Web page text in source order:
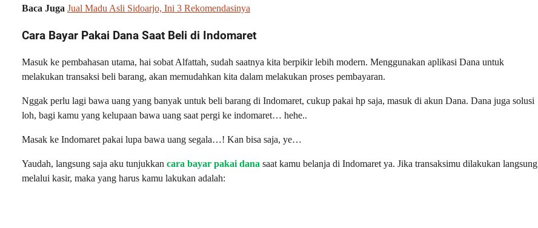
Baca Juga Jual Madu Asli Sidoarjo, Ini 3 Rekomendasinya
Cara Bayar Pakai Dana Saat Beli di Indomaret
Masuk ke pembahasan utama, hai sobat Alfattah, sudah saatnya kita berpikir lebih modern. Menggunakan aplikasi Dana untuk
melakukan transaksi beli barang, akan memudahkan kita dalam melakukan proses pembayaran.
Nggak perlu lagi bawa uang yang banyak untuk beli barang di Indomaret, cukup pakai hp saja, masuk di akun Dana. Dana juga solusi
loh, bagi kamu yang kelupaan bawa uang saat pergi ke indomaret… hehe..
Masak ke Indomaret pakai lupa bawa uang segala…! Kan bisa saja, ye…
Yaudah, langsung saja aku tunjukkan cara bayar pakai dana saat kamu belanja di Indomaret ya. Jika transaksimu dilakukan langsung
melalui kasir, maka yang harus kamu lakukan adalah: